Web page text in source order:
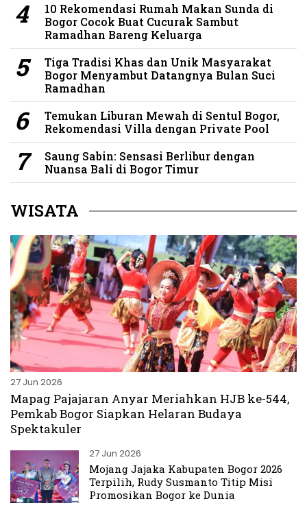
10 Rekomendasi Rumah Makan Sunda di
Bogor Cocok Buat Cucurak Sambut
Ramadhan Bareng Keluarga
Tiga Tradisi Khas dan Unik Masyarakat
Bogor Menyambut Datangnya Bulan Suci
Ramadhan
Temukan Liburan Mewah di Sentul Bogor,
Rekomendasi Villa dengan Private Pool
Saung Sabin: Sensasi Berlibur dengan
Nuansa Bali di Bogor Timur
WISATA
27 Jun 2026
Mapag Pajajaran Anyar Meriahkan HJB ke-544,
Pemkab Bogor Siapkan Helaran Budaya
Spektakuler
27 Jun 2026
Mojang Jajaka Kabupaten Bogor 2026
Terpilih, Rudy Susmanto Titip Misi
Promosikan Bogor ke Dunia